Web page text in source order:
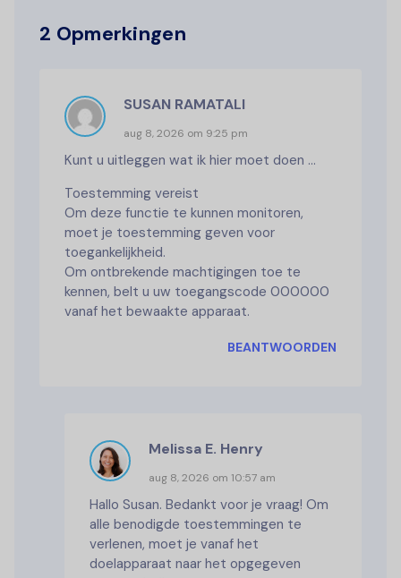
2 Opmerkingen
SUSAN RAMATALI
aug 8, 2026 om 9:25 pm
Kunt u uitleggen wat ik hier moet doen ...
Toestemming vereist
Om deze functie te kunnen monitoren,
moet je toestemming geven voor
toegankelijkheid.
Om ontbrekende machtigingen toe te
kennen, belt u uw toegangscode 000000
vanaf het bewaakte apparaat.
BEANTWOORDEN
Melissa E. Henry
aug 8, 2026 om 10:57 am
Hallo Susan. Bedankt voor je vraag! Om
alle benodigde toestemmingen te
verlenen, moet je vanaf het
doelapparaat naar het opgegeven